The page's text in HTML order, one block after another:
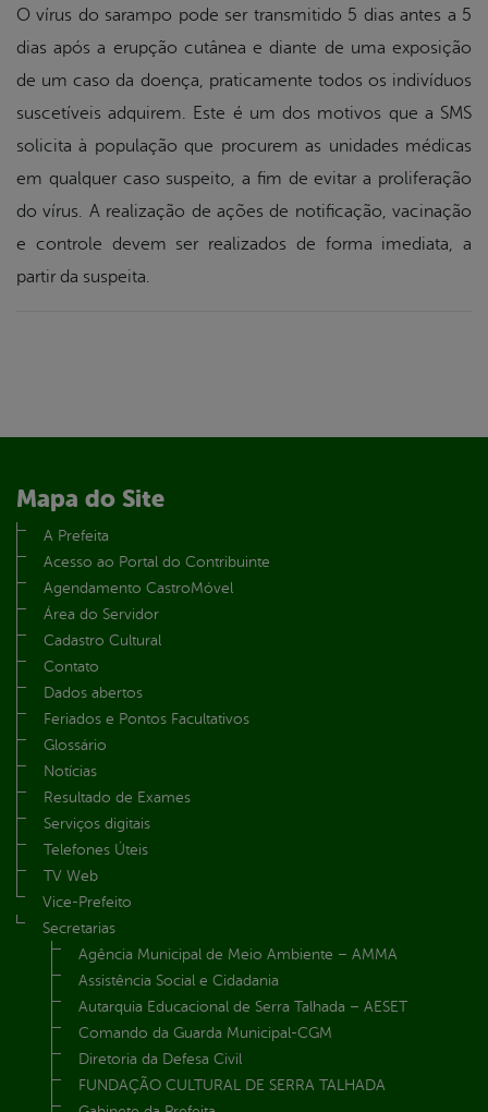
O vírus do sarampo pode ser transmitido 5 dias antes a 5
dias após a erupção cutânea e diante de uma exposição
de um caso da doença, praticamente todos os indivíduos
suscetíveis adquirem. Este é um dos motivos que a SMS
solicita à população que procurem as unidades médicas
em qualquer caso suspeito, a fim de evitar a proliferação
do vírus. A realização de ações de notificação, vacinação
e controle devem ser realizados de forma imediata, a
partir da suspeita.
Mapa do Site
A Prefeita
Acesso ao Portal do Contribuinte
Agendamento CastroMóvel
Área do Servidor
Cadastro Cultural
Contato
Dados abertos
Feriados e Pontos Facultativos
Glossário
Notícias
Resultado de Exames
Serviços digitais
Telefones Úteis
TV Web
Vice-Prefeito
Secretarias
Agência Municipal de Meio Ambiente – AMMA
Assistência Social e Cidadania
Autarquia Educacional de Serra Talhada – AESET
Comando da Guarda Municipal-CGM
Diretoria da Defesa Civil
FUNDAÇÃO CULTURAL DE SERRA TALHADA